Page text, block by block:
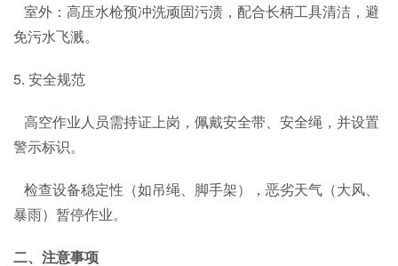
室外：高压水枪预冲洗顽固污渍，配合长柄工具清洁，避
免污水飞溅。
5. 安全规范
高空作业人员需持证上岗，佩戴安全带、安全绳，并设置
警示标识。
检查设备稳定性（如吊绳、脚手架），恶劣天气（大风、
暴雨）暂停作业。
二、注意事项